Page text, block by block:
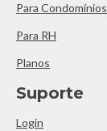
Para Condomínios
Para RH
Planos
Suporte
Login